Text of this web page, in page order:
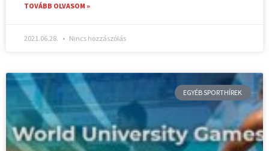
TOVÁBB OLVASOM »
2021.06.28. Nincs hozzászólás
EGYÉB SPORTHÍREK